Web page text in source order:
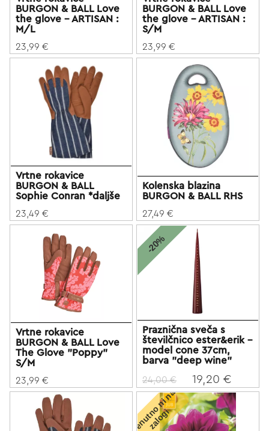
BURGON & BALL Love
the glove - ARTISAN :
M/L
23,99 €
BURGON & BALL Love
the glove - ARTISAN :
S/M
23,99 €
Vrtne rokavice
BURGON & BALL
Sophie Conran *daljše
23,49 €
Kolenska blazina
BURGON & BALL RHS
27,49 €
Vrtne rokavice
BURGON & BALL Love
The Glove "Poppy"
S/M
23,99 €
-20%
Praznična sveča s
številčnico ester&erik -
model cone 37cm,
barva "deep wine"
24,00 € 19,20 €
T
r
e
n
u
t
n
o
n
i
n
a
z
a
l
o
g
i